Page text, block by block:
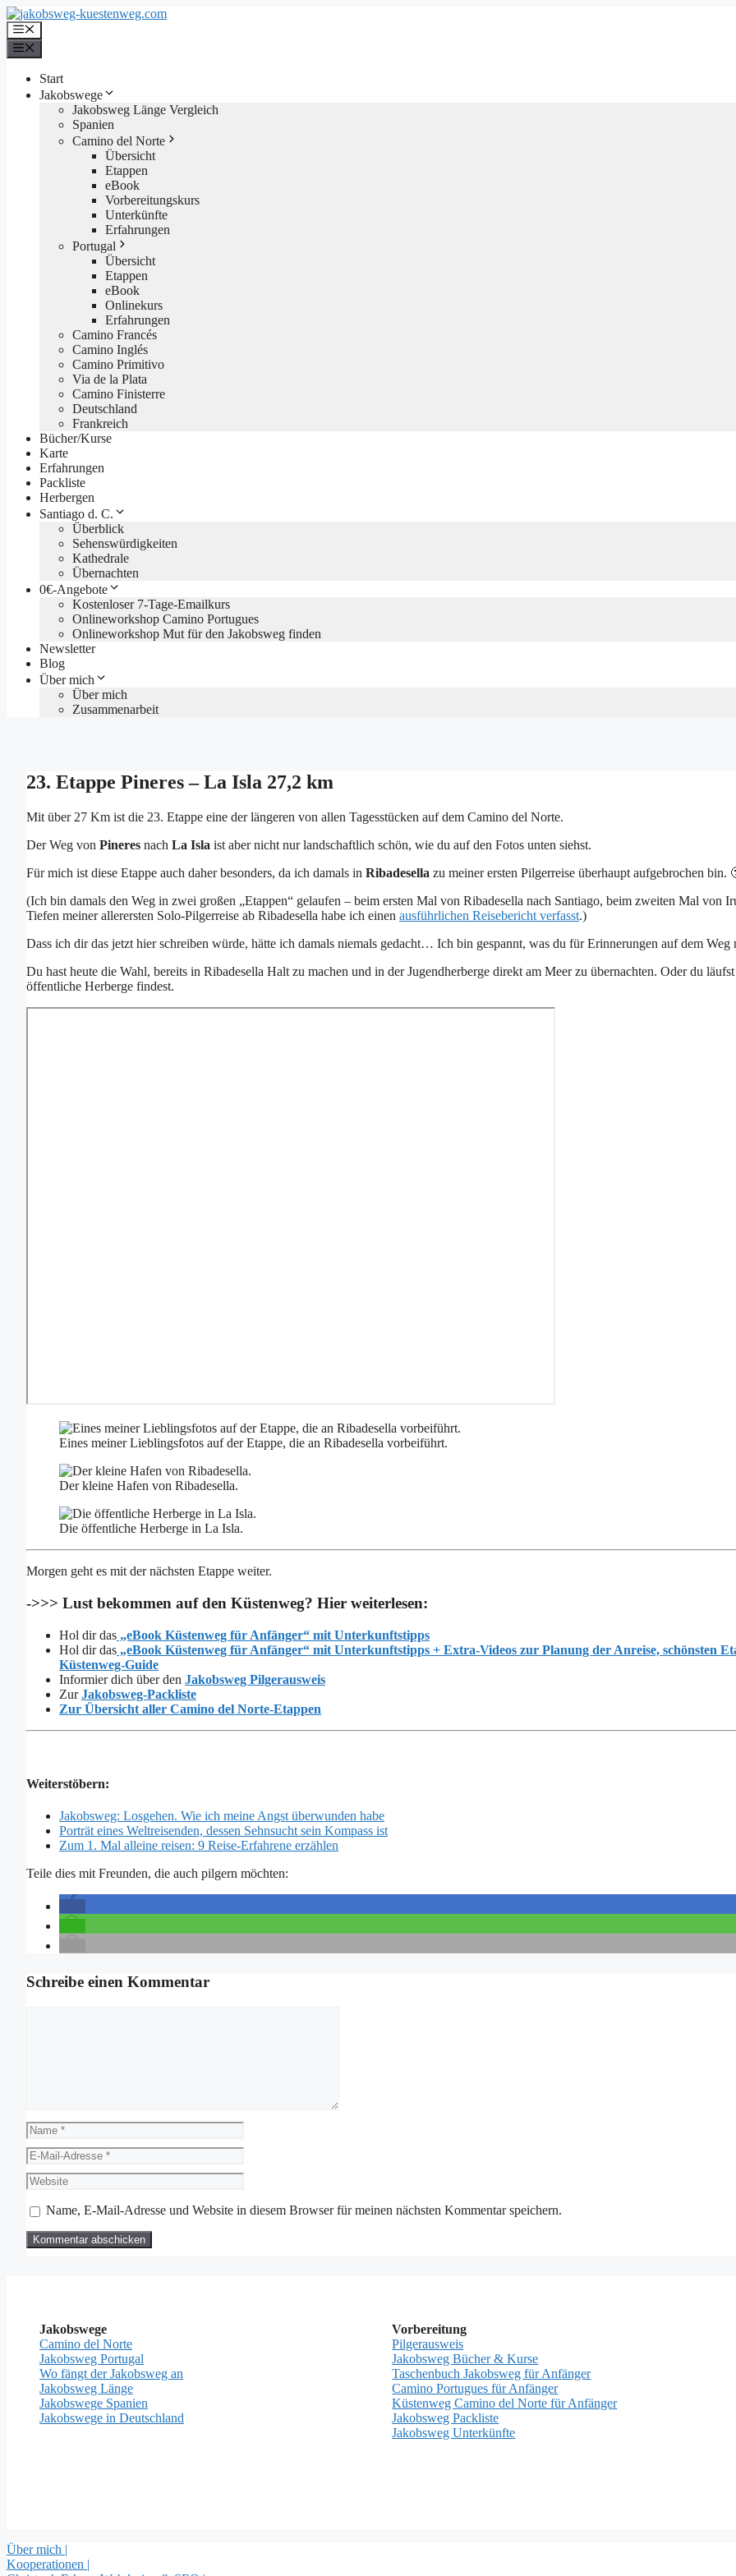
Zum
Inhalt
springen
Menü
Start
Jakobswege
Jakobsweg Länge Vergleich
Spanien
Camino del Norte
Übersicht
Etappen
eBook
Vorbereitungskurs
Unterkünfte
Erfahrungen
Portugal
Übersicht
Etappen
eBook
Onlinekurs
Erfahrungen
Camino Francés
Camino Inglés
Camino Primitivo
Via de la Plata
Camino Finisterre
Deutschland
Frankreich
Bücher/Kurse
Karte
Erfahrungen
Packliste
Herbergen
Santiago d. C.
Überblick
Sehenswürdigkeiten
Kathedrale
Übernachten
0€-Angebote
Kostenloser 7-Tage-Emailkurs
Onlineworkshop Camino Portugues
Onlineworkshop Mut für den Jakobsweg finden
Newsletter
Blog
Über mich
Über mich
Zusammenarbeit
23. Etappe Pineres – La Isla 27,2 km
Mit über 27 Km ist die 23. Etappe eine der längeren von allen Tagesstücken auf dem Camino del Norte.
Der Weg von Pineres nach La Isla ist aber nicht nur landschaftlich schön, wie du auf den Fotos unten siehst.
Für mich ist diese Etappe auch daher besonders, da ich damals in Ribadesella zu meiner ersten Pilgerreise überhaupt aufgebrochen bin.
(Ich bin damals den Weg in zwei großen „Etappen“ gelaufen – beim ersten Mal von Ribadesella nach Santiago, beim zweiten Mal von
Tiefen meiner allerersten Solo-Pilgerreise ab Ribadesella habe ich einen ausführlichen Reisebericht verfasst.)
Dass ich dir das jetzt hier schreiben würde, hätte ich damals niemals gedacht… Ich bin gespannt, was du für Erinnerungen auf dem Weg
Du hast heute die Wahl, bereits in Ribadesella Halt zu machen und in der Jugendherberge direkt am Meer zu übernachten. Oder du
öffentliche Herberge findest.
Eines meiner Lieblingsfotos auf der Etappe, die an Ribadesella vorbeiführt.
Der kleine Hafen von Ribadesella.
Die öffentliche Herberge in La Isla.
Morgen geht es mit der nächsten Etappe weiter.
->>> Lust bekommen auf den Küstenweg? Hier weiterlesen:
Hol dir das „eBook Küstenweg für Anfänger“ mit Unterkunftstipps
Hol dir das „eBook Küstenweg für Anfänger“ mit Unterkunftstipps + Extra-Videos zur Planung der Anreise, schönsten
Küstenweg-Guide
Informier dich über den Jakobsweg Pilgerausweis
ZurJakobsweg-Packliste
Zur Übersicht aller Camino del Norte-Etappen
Weiterstöbern:
Jakobsweg: Losgehen. Wie ich meine Angst überwunden habe
Porträt eines Weltreisenden, dessen Sehnsucht sein Kompass ist
Zum 1. Mal alleine reisen: 9 Reise-Erfahrene erzählen
Teile dies mit Freunden, die auch pilgern möchten:
Schreibe einen Kommentar
Name
E-
Mail-
Adresse
Website
Name, E-Mail-Adresse und Website in diesem Browser für meinen nächsten Kommentar speichern.
Jakobswege
Camino del Norte
Jakobsweg Portugal
Wo fängt der Jakobsweg an
Jakobsweg Länge
Jakobswege Spanien
Jakobswege in Deutschland
Vorbereitung
Pilgerausweis
Jakobsweg Bücher & Kurse
Taschenbuch Jakobsweg für Anfänger
Camino Portugues für Anfänger
Küstenweg Camino del Norte für Anfänger
Jakobsweg Packliste
Jakobsweg Unterkünfte
Über mich |
Kooperationen |